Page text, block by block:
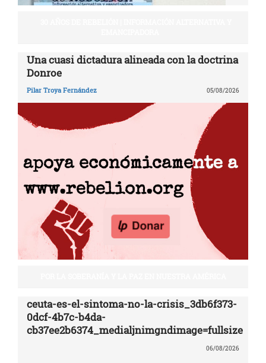
Una cuasi dictadura alineada con la doctrina
Donroe
Pilar Troya Fernández 05/08/2026
ceuta-es-el-sintoma-no-la-crisis_3db6f373-
0dcf-4b7c-b4da-
cb37ee2b6374_medialjnimgndimage=fullsize
06/08/2026